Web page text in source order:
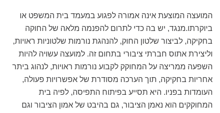
המועצה המוצעת אינה אמורה לפגוע במעמד בית המשפט או
ביוקרתו.מנגד, יש בה כדי לתרום להפנמה מלאה של החוקה
בחקיקה, לביצור שלטון החוק, להנהגת נורמות שלטוניות ראויות,
וליצירת אתוס חברתי ציבורי בתחום זה. למועצה עשויה להיות
השפעה ממריצה על המחוקק לקבוע נורמות ראויות, לנהוג ביתר
אחריות בחקיקה, תוך הערכה מסודרת של אפשרויות פעולה,
העומדות בפניו. היא תסייע בפיתוח התפיסה, לפיה בית
המחוקקים הוא נאמן הציבור, גם בהיבט של אמון הציבור וגם